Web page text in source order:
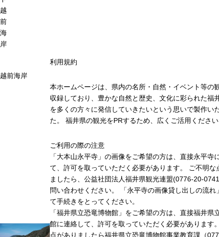
越
前
海
岸
越前海岸
利用規約
本ホームページは、県内の名所・自然・イベント等の
収録しており、豊かな自然と歴史、文化に彩られた福
を多くの方々に発信していきたいという思いで製作い
た。 福井県の観光をPRするため、広くご活用くださ
ご利用の際の注意
「大本山永平寺」の画像をご希望の方は、直接永平寺
て、許可を取っていただく必要があります。 ご不明な
ましたら、公益社団法人福井県観光連盟(0776-20-
問い合わせください。 「永平寺の画像貸し出しの流れ
て手続きをとってください。
「福井県立恐竜博物館」をご希望の方は、直接福井県
館に連絡して、許可を取っていただく必要があります
点がありましたら福井県立恐竜博物館事業教育課（